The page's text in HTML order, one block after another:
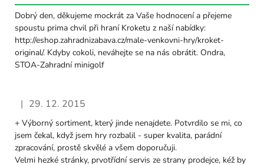
Dobrý den, děkujeme mockrát za Vaše hodnocení a přejeme
spoustu prima chvil při hraní Kroketu z naší nabídky:
http://eshop.zahradnizabava.cz/male-venkovni-hry/kroket-
original/. Kdyby cokoli, neváhejte se na nás obrátit. Ondra,
STOA-Zahradní minigolf
Hodnocení obchodu je 5 z 5 hvězdiček.
| 29. 12. 2015
+ Výborný sortiment, který jinde nenajdete. Potvrdilo se mi, co
jsem čekal, když jsem hry rozbalil - super kvalita, parádní
zpracování, prostě skvělé a všem doporučuji.
Velmi hezké stránky, prvotřídní servis ze strany prodejce, kéž by